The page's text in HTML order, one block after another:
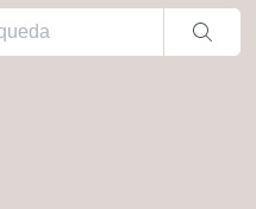
puedes utilizar